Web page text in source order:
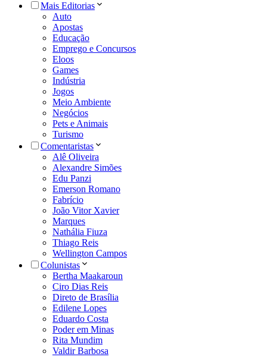
Mais Editorias
Auto
Apostas
Educação
Emprego e Concursos
Eloos
Games
Indústria
Jogos
Meio Ambiente
Negócios
Pets e Animais
Turismo
Comentaristas
Alê Oliveira
Alexandre Simões
Edu Panzi
Emerson Romano
Fabrício
João Vitor Xavier
Marques
Nathália Fiuza
Thiago Reis
Wellington Campos
Colunistas
Bertha Maakaroun
Ciro Dias Reis
Direto de Brasília
Edilene Lopes
Eduardo Costa
Poder em Minas
Rita Mundim
Valdir Barbosa